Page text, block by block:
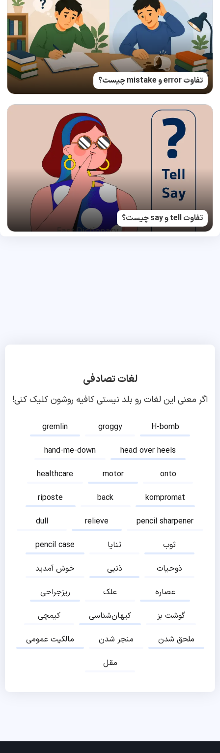
تفاوت error و mistake چیست؟
تفاوت tell و say چیست؟
لغات تصادفی
اگر معنی این لغات رو بلد نیستی کافیه روشون کلیک کنی!
gremlin groggy
H-bomb
hand-me-down
head over heels
healthcare
motor
onto
riposte
back
kompromat
dull
relieve
pencil sharpener
pencil case
ثنایا
ثوب
خوش آمدید
ذنبی
ذوحیات
ریزجراحی
علک
عصاره
کیمچی
کیهان‌شناسی
گوشت بز
مالکیت عمومی
منجر شدن
ملحق شدن
مقل